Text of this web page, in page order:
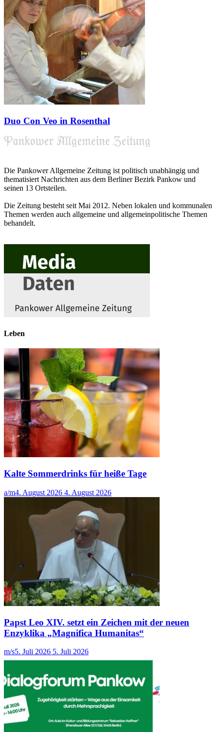
Duo Con Veo in Rosenthal
Die Pankower Allgemeine Zeitung ist politisch unabhängig und
thematisiert Nachrichten aus dem Berliner Bezirk Pankow und
seinen 13 Ortsteilen.
Die Zeitung besteht seit Mai 2012. Neben lokalen und kommunalen
Themen werden auch allgemeine und allgemeinpolitische Themen
behandelt.
Leben
Kalte Sommerdrinks für heiße Tage
a/m4. August 2026 4. August 2026
Papst Leo XIV. setzt ein Zeichen mit der neuen
Enzyklika „Magnifica Humanitas“
m/s5. Juli 2026 5. Juli 2026